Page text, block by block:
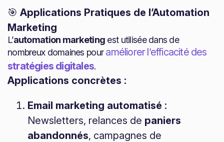
🎯 Applications Pratiques de l’Automation
Marketing
L’automation marketing est utilisée dans de
nombreux domaines pouraméliorer l’efficacité des
stratégies digitales.
Applications concrètes :
Email marketing automatisé :
Newsletters, relances de paniers
abandonnés, campagnes de